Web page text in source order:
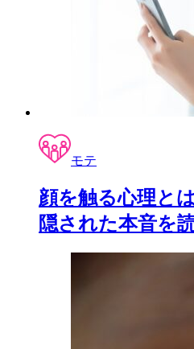
モテ
顔を触る心理と
隠された本音を